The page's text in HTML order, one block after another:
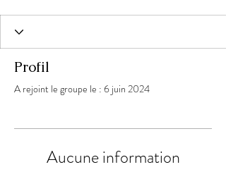
Profil
A rejoint le groupe le : 6 juin 2024
Aucune information